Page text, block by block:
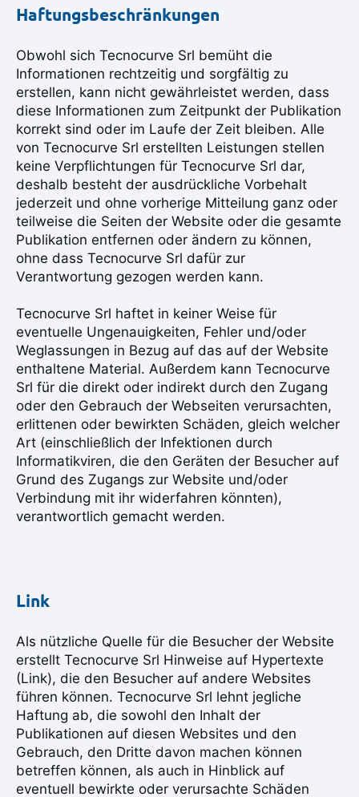
Haftungsbeschränkungen
Obwohl sich Tecnocurve Srl bemüht die
Informationen rechtzeitig und sorgfältig zu
erstellen, kann nicht gewährleistet werden, dass
diese Informationen zum Zeitpunkt der Publikation
korrekt sind oder im Laufe der Zeit bleiben. Alle
von Tecnocurve Srl erstellten Leistungen stellen
keine Verpflichtungen für Tecnocurve Srl dar,
deshalb besteht der ausdrückliche Vorbehalt
jederzeit und ohne vorherige Mitteilung ganz oder
teilweise die Seiten der Website oder die gesamte
Publikation entfernen oder ändern zu können,
ohne dass Tecnocurve Srl dafür zur
Verantwortung gezogen werden kann.
Tecnocurve Srl haftet in keiner Weise für
eventuelle Ungenauigkeiten, Fehler und/oder
Weglassungen in Bezug auf das auf der Website
enthaltene Material. Außerdem kann Tecnocurve
Srl für die direkt oder indirekt durch den Zugang
oder den Gebrauch der Webseiten verursachten,
erlittenen oder bewirkten Schäden, gleich welcher
Art (einschließlich der Infektionen durch
Informatikviren, die den Geräten der Besucher auf
Grund des Zugangs zur Website und/oder
Verbindung mit ihr widerfahren könnten),
verantwortlich gemacht werden.
Link
Als nützliche Quelle für die Besucher der Website
erstellt Tecnocurve Srl Hinweise auf Hypertexte
(Link), die den Besucher auf andere Websites
führen können. Tecnocurve Srl lehnt jegliche
Haftung ab, die sowohl den Inhalt der
Publikationen auf diesen Websites und den
Gebrauch, den Dritte davon machen können
betreffen können, als auch in Hinblick auf
eventuell bewirkte oder verursachte Schäden